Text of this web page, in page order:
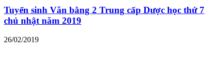
Tuyển sinh Văn bằng 2 Trung cấp Dược học thứ 7
chủ nhật năm 2019
26/02/2019